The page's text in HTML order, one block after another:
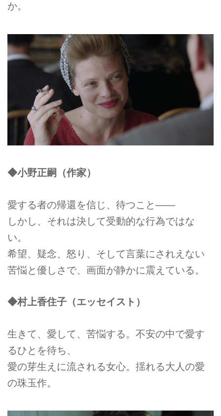
か。
◆小野正嗣（作家）
愛する者の帰還を信じ、待つこと——
しかし、それは決して受動的な行為ではな
い。
希望、疑念、怒り、そして言葉にされえない
苦悩と優しさで、画面が静かに震えている。
◆村上香住子（エッセイスト）
生きて、愛して、苦悩する。不安の中で愛す
るひとを待ち、
愛の芽生えに流される女心。揺れる大人の愛
の珠玉作。